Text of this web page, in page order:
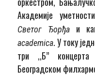
Академије
Светог Ђорђа и
academica. У току
три ,,Б’’
Београдском